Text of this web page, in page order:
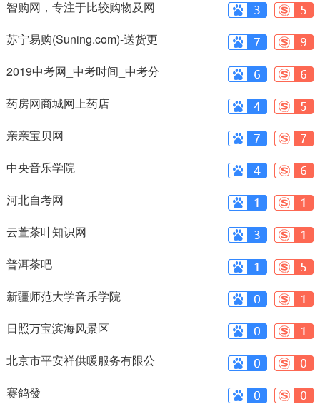
智购网，专注于比较购物及网
上购物搜索
苏宁易购(Suning.com)-送货更
准时、
2019中考网_中考时间_中考分
数线_中
药房网商城网上药店
亲亲宝贝网
中央音乐学院
河北自考网
云萱茶叶知识网
普洱茶吧
新疆师范大学音乐学院
日照万宝滨海风景区
北京市平安祥供暖服务有限公
司
赛鸽發